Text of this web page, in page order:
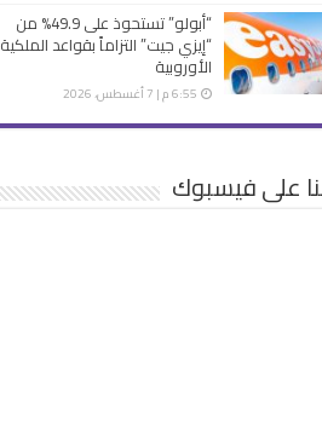
“أبولو” تستحوذ على 49.9% من
“إيزي جيت” التزاماً بقواعد الملكية
الأوروبية
6:55 م | 7 أغسطس، 2026
على فيسبوك